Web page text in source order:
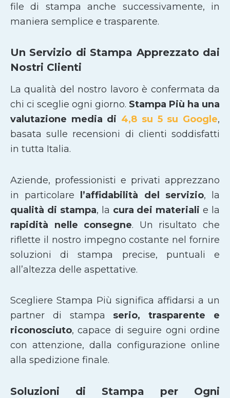
file di stampa anche successivamente, in
maniera semplice e trasparente.
Un Servizio di Stampa Apprezzato dai
Nostri Clienti
La qualità del nostro lavoro è confermata da
chi ci sceglie ogni giorno. Stampa Più ha una
valutazione media di 4,8 su 5 su Google,
basata sulle recensioni di clienti soddisfatti
in tutta Italia.
Aziende, professionisti e privati apprezzano
in particolare
l’affidabilità del servizio, la
qualità di stampa, la cura dei materiali e la
rapidità nelle consegne. Un risultato che
riflette il nostro impegno costante nel fornire
soluzioni di stampa precise, puntuali e
all’altezza delle aspettative.
Scegliere Stampa Più significa affidarsi a un
partner di stampa serio, trasparente e
riconosciuto, capace di seguire ogni ordine
con attenzione, dalla configurazione online
alla spedizione finale.
Soluzioni di Stampa per Ogni